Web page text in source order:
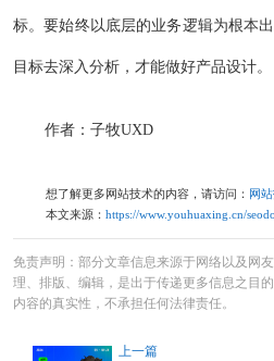
标。要始终以底层的业务逻辑为根本
目标去深入分析，才能做好产品设计。
作者：子牧UXD
想了解更多网站技术的内容，请访问： 网
本文来源： https://www.youhuaxing.cn/
免责声明：部分文章信息来源于网络以及网
理、排版、编辑，是出于传递更多信息之目
内容的真实性，不承担任何法律责任。
上一篇